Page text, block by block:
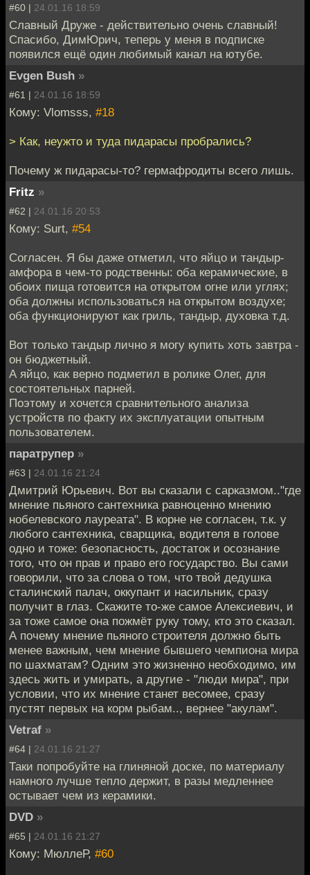
#60 | 24.01.16 18:59
Славный Друже - действительно очень славный!
Спасибо, ДимЮрич, теперь у меня в подписке
появился ещё один любимый канал на ютубе.
Evgen Bush »
#61 | 24.01.16 18:59
Кому: Vlomsss, #18
> Как, неужто и туда пидарасы пробрались?
Почему ж пидарасы-то? гермафродиты всего лишь.
Fritz »
#62 | 24.01.16 20:53
Кому: Surt, #54
Согласен. Я бы даже отметил, что яйцо и тандыр-
амфора в чем-то родственны: оба керамические, в
обоих пища готовится на открытом огне или углях;
оба должны использоваться на открытом воздухе;
оба функционируют как гриль, тандыр, духовка т.д.
Вот только тандыр лично я могу купить хоть завтра -
он бюджетный.
А яйцо, как верно подметил в ролике Олег, для
состоятельных парней.
Поэтому и хочется сравнительного анализа
устройств по факту их эксплуатации опытным
пользователем.
паратрупер »
#63 | 24.01.16 21:24
Дмитрий Юрьевич. Вот вы сказали с сарказмом.."где
мнение пьяного сантехника равноценно мнению
нобелевского лауреата". В корне не согласен, т.к. у
любого сантехника, сварщика, водителя в голове
одно и тоже: безопасность, достаток и осознание
того, что он прав и право его государство. Вы сами
говорили, что за слова о том, что твой дедушка
сталинский палач, оккупант и насильник, сразу
получит в глаз. Скажите то-же самое Алексиевич, и
за тоже самое она пожмёт руку тому, кто это сказал.
А почему мнение пьяного строителя должно быть
менее важным, чем мнение бывшего чемпиона мира
по шахматам? Одним это жизненно необходимо, им
здесь жить и умирать, а другие - "люди мира", при
условии, что их мнение станет весомее, сразу
пустят первых на корм рыбам.., вернее "акулам".
Vetraf »
#64 | 24.01.16 21:27
Таки попробуйте на глиняной доске, по материалу
намного лучше тепло держит, в разы медленнее
остывает чем из керамики.
DVD »
#65 | 24.01.16 21:27
Кому: МюллеР, #60